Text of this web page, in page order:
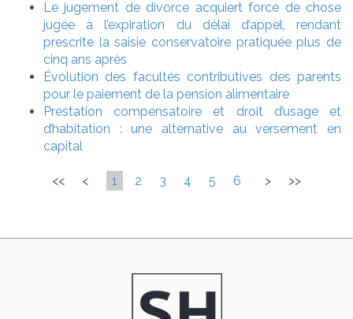
Le jugement de divorce acquiert force de chose
jugée à l’expiration du délai d’appel, rendant
prescrite la saisie conservatoire pratiquée plus de
cinq ans après
Évolution des facultés contributives des parents
pour le paiement de la pension alimentaire
Prestation compensatoire et droit d’usage et
d’habitation : une alternative au versement en
capital
<< < 1 2 3 4 5 6 > >>